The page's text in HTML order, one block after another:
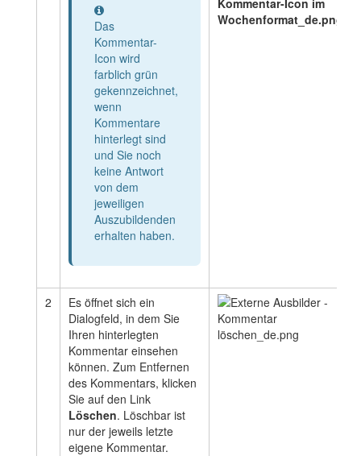
Information
Das
Kommentar-
Icon wird
farblich grün
gekennzeichnet,
wenn
Kommentare
hinterlegt sind
und Sie noch
keine Antwort
von dem
jeweiligen
Auszubildenden
erhalten haben.
2
Es öffnet sich ein
Dialogfeld, in dem Sie
Ihren hinterlegten
Kommentar einsehen
können. Zum Entfernen
des Kommentars, klicken
Sie auf den Link
Löschen. Löschbar ist
nur der jeweils letzte
eigene Kommentar.